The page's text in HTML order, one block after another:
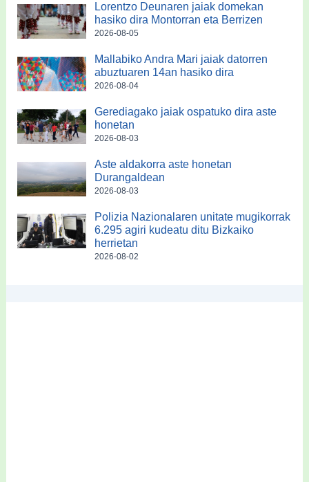
Lorentzo Deunaren jaiak domekan
hasiko dira Montorran eta Berrizen
2026-08-05
Mallabiko Andra Mari jaiak datorren
abuztuaren 14an hasiko dira
2026-08-04
Gerediagako jaiak ospatuko dira aste
honetan
2026-08-03
Aste aldakorra aste honetan
Durangaldean
2026-08-03
Polizia Nazionalaren unitate mugikorrak
6.295 agiri kudeatu ditu Bizkaiko
herrietan
2026-08-02